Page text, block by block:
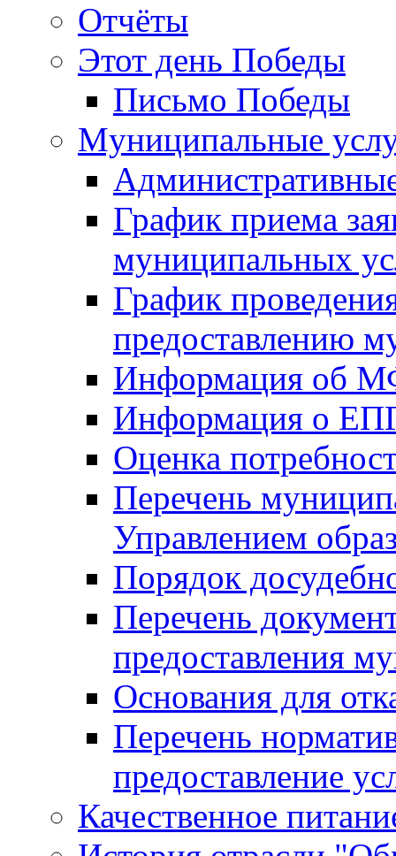
Отчёты
Этот день Победы
Письмо Победы
Mуниципальные
График приема
муниципальных
График
предоставлению
Информация об
Информация о
Оценка
Перечень
Управлением
Порядок
Перечень
предоставления
Основания для
Перечень
предоставление
Качественное